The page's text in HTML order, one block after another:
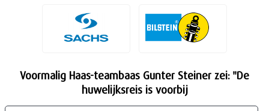
Voormalig Haas-teambaas Gunter Steiner zei: "De
huwelijksreis is voorbij